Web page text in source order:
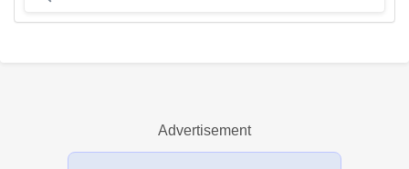
عرض الكل
Advertisement